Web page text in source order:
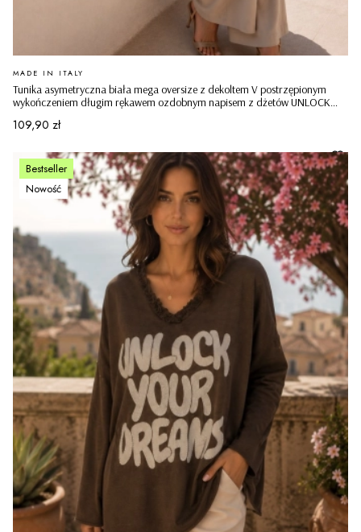
Tunika asymetryczna biała mega oversize z dekoltem V postrzępionym
wykończeniem długim rękawem ozdobnym napisem z dżetów UNLOCK
PRODUCENT
MADE IN ITALY
Cena
109,90 zł
Bestseller
Nowość